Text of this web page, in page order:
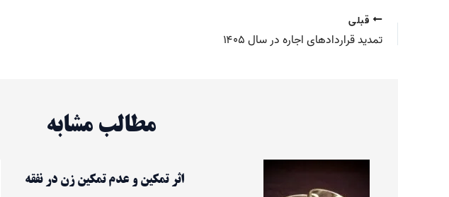
قبلی
تمدید قراردادهای اجاره در سال ۱۴۰۵
مطالب مشابه
اثر تمکین و عدم تمکین زن در نفقه